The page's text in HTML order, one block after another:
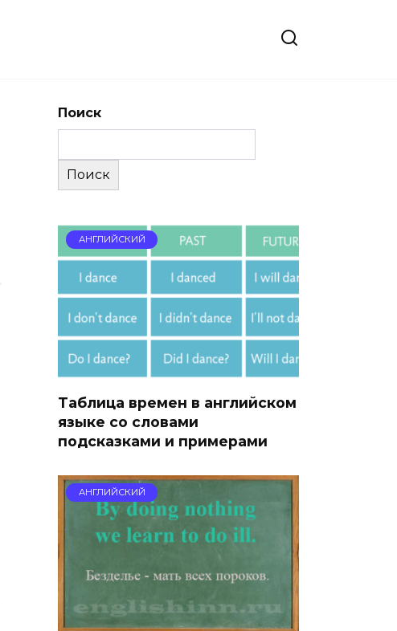
Поиск
Поиск
АНГЛИЙСКИЙ
Таблица времен в английском
языке со словами
подсказками и примерами
АНГЛИЙСКИЙ